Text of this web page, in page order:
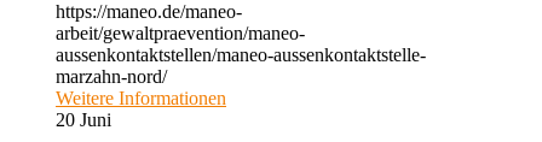
https://maneo.de/maneo-
arbeit/gewaltpraevention/maneo-
aussenkontaktstellen/maneo-aussenkontaktstelle-
marzahn-nord/
Weitere Informationen
20 Juni